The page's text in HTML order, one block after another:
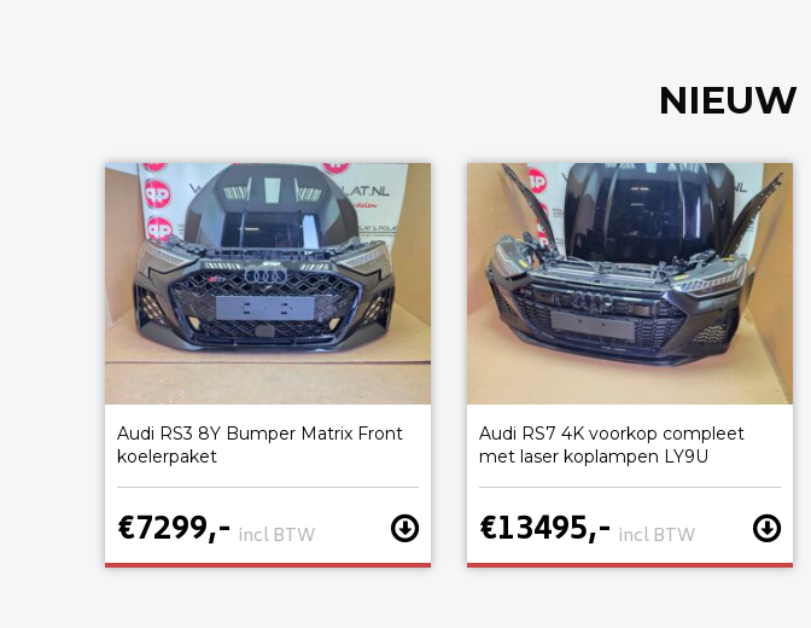
NIEUW
Audi RS3 8Y Bumper Matrix Front
koelerpaket
€7299,- incl BTW
Audi RS7 4K voorkop compleet
met laser koplampen LY9U
€13495,- incl BTW